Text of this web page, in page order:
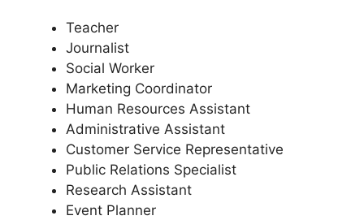
Teacher
Journalist
Social Worker
Marketing Coordinator
Human Resources Assistant
Administrative Assistant
Customer Service Representative
Public Relations Specialist
Research Assistant
Event Planner